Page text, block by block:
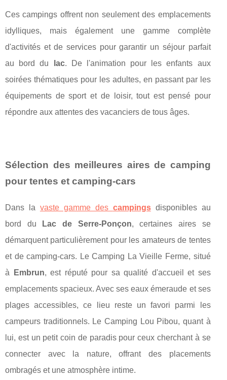
Ces campings offrent non seulement des emplacements
idylliques, mais également une gamme complète
d'activités et de services pour garantir un séjour parfait
au bord du
lac. De l'animation pour les enfants aux
soirées thématiques pour les adultes, en passant par les
équipements de sport et de loisir, tout est pensé pour
répondre aux attentes des vacanciers de tous âges.
Sélection des meilleures aires de camping
pour tentes et camping-cars
Dans la vaste gamme des campingsdisponibles au
bord du
Lac de Serre-Ponçon, certaines aires se
démarquent particulièrement pour les amateurs de tentes
et de camping-cars. Le Camping La Vieille Ferme, situé
à
Embrun, est réputé pour sa qualité d'accueil et ses
emplacements spacieux. Avec ses eaux émeraude et ses
plages accessibles, ce lieu reste un favori parmi les
campeurs traditionnels. Le Camping Lou Pibou, quant à
lui, est un petit coin de paradis pour ceux cherchant à se
connecter avec la nature, offrant des placements
ombragés et une atmosphère intime.